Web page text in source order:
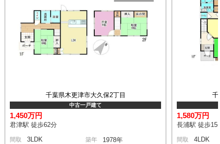
千葉県木更津市大久保2丁目
中古一戸建て
1,450万円
君津駅 徒歩62分
間取 3LDK 築年 1978年
千
1,580万円
長浦駅 徒歩15
間取 4LDK